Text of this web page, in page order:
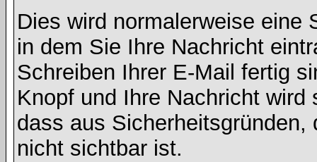
Dies wird normalerweise eine
in dem Sie Ihre Nachricht
Schreiben Ihrer E-Mail fertig
Knopf und Ihre Nachricht
dass aus
nicht sichtbar ist.